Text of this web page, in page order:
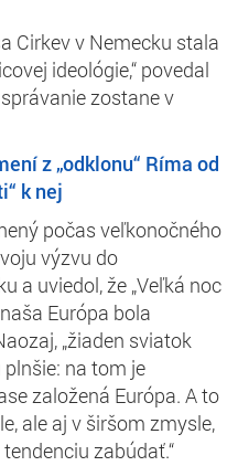
Cirkev v Nemecku stala
ideológie,“ povedal
zostane v
z „odklonu“ Ríma od
k nej
počas veľkonočného
výzvu do
a uviedol, že „Veľká noc
Európa bola
„žiaden sviatok
na tom je
založená Európa. A to
ale aj v širšom zmysle,
zabúdať.“